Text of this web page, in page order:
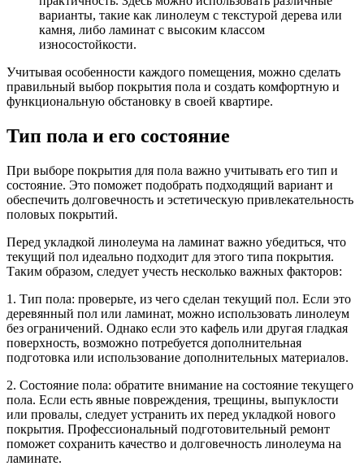
варианты, такие как линолеум с текстурой дерева или
камня, либо ламинат с высоким классом
износостойкости.
Учитывая особенности каждого помещения, можно сделать
правильный выбор покрытия пола и создать комфортную и
функциональную обстановку в своей квартире.
Тип пола и его состояние
При выборе покрытия для пола важно учитывать его тип и
состояние. Это поможет подобрать подходящий вариант и
обеспечить долговечность и эстетическую привлекательность
половых покрытий.
Перед укладкой линолеума на ламинат важно убедиться, что
текущий пол идеально подходит для этого типа покрытия.
Таким образом, следует учесть несколько важных факторов:
1. Тип пола: проверьте, из чего сделан текущий пол. Если это
деревянный пол или ламинат, можно использовать линолеум
без ограничений. Однако если это кафель или другая гладкая
поверхность, возможно потребуется дополнительная
подготовка или использование дополнительных материалов.
2. Состояние пола: обратите внимание на состояние текущего
пола. Если есть явные повреждения, трещины, выпуклости
или провалы, следует устранить их перед укладкой нового
покрытия. Профессиональный подготовительный ремонт
поможет сохранить качество и долговечность линолеума на
ламинате.